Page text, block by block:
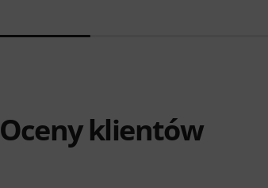
Oceny klientów